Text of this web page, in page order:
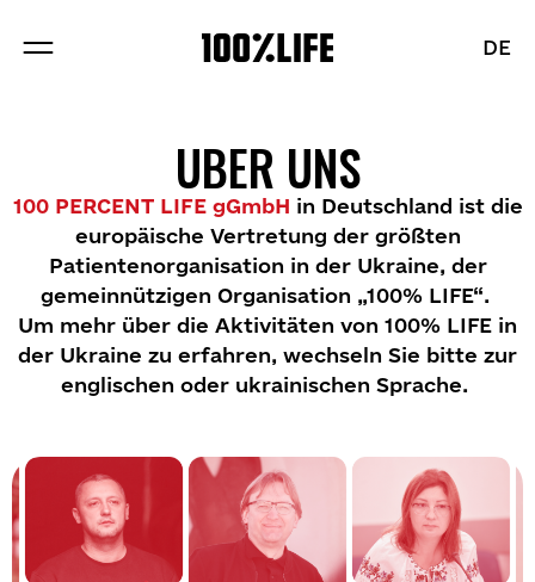
DE
DE
ÜBER UNS
PROJEKTE
BLOG
Stellenangebote
Team
Partner
Richtungen
Rechtshilfe
DATACHECK Connect
Materialien
ÜBER UNS
100 PERCENT LIFE gGmbH in Deutschland ist die
europäische Vertretung der größten
Patientenorganisation in der Ukraine, der
gemeinnützigen Organisation „100% LIFE“.
Um mehr über die Aktivitäten von 100% LIFE in
der Ukraine zu erfahren, wechseln Sie bitte zur
englischen oder ukrainischen Sprache.